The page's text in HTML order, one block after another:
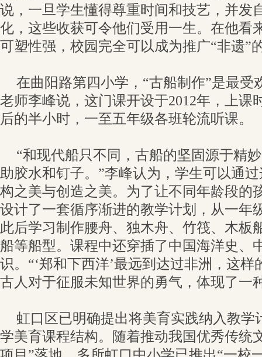
说，一旦学生懂得尊重时间和技艺，并发
化，这些收获可令他们受用一生。在他看
可塑性强，校园完全可以成为推广“非遗”
在曲阳路第四小学，“古船制作”是最受
老师李峰说，这门课开设于2012年，上课
后的半小时，一至五年级各班轮流听课。
“和现代船只不同，古船的坚固源于精
助胶水和钉子。”李峰认为，学生可以通
构之美与创造之美。为了让不同年龄段的
设计了一套循序渐进的教学计划，从一年
此后学习制作腰舟、独木舟、竹筏、木板
船等船型。课程中还穿插了中国海洋史、
识。“‘郑和下西洋’最远到达过非洲，这
古人对于征服未知世界的勇气，体现了一
虹口区已明确提出将美育实践纳入教学
学美育课程结构。随着推动我国优秀传统